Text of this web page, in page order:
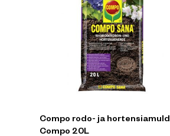
Compo rodo- ja hortensiamuld
Compo 20L